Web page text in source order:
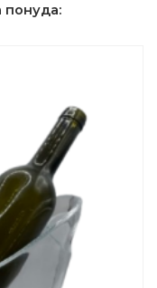
понуда: